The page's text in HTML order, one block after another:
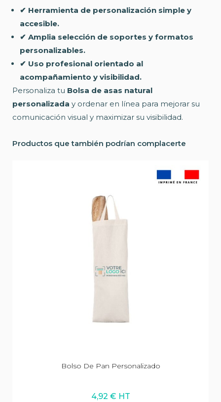
✔ Herramienta de personalización simple y
accesible.
✔ Amplia selección de soportes y formatos
personalizables.
✔ Uso profesional orientado al
acompañamiento y visibilidad.
Personaliza tu Bolsa de asas natural
personalizada y ordenar en línea para mejorar su
comunicación visual y maximizar su visibilidad.
Productos que también podrían complacerte
Bolso De Pan Personalizado
4,92 € HT